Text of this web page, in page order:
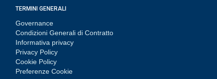
TERMINI GENERALI
Governance
Condizioni Generali di Contratto
Informativa privacy
Privacy Policy
Cookie Policy
Preferenze Cookie